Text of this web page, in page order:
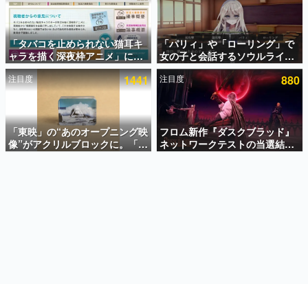
電ファミのいま読まれている記事ランキング
アプリセール情報
インタビュー
連載・特集一覧
殿堂入り記事
SNS拡散数が数千以上！ ページビュー数万以上！ などな
ど。多くの人々に読まれた、電ファミ渾身の“殿堂入り”記
事をまとめました。
「タバコを止められない猫耳キ
ャラを描く深夜枠アニメ」に視
聴者の一部から批判意見。違法
薬物の使用と思しき描写も含め
て、BPOが議論を交わす
「パリィ」や「ローリング」で
女の子と会話するソウルライク
恋愛ゲーム『小早川さんはソウ
ルライク』無料公開。返事に失
敗すると「YOU DIED」
注目度 1441
「東映」の“あのオープニング映
像”がアクリルブロックに。「東
映ヒストリカル グッズコレクシ
注目度 880
フロム新作『ダスクブラッド』
ネットワークテストの当選結果
が8月7日22時に発表。応募サイ